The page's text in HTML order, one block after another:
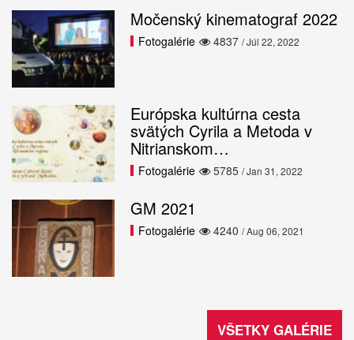
Močenský kinematograf 2022
4837
Fotogalérie / Júl 22, 2022
Európska kultúrna cesta
svätých Cyrila a Metoda v
Nitrianskom…
5785
Fotogalérie / Jan 31, 2022
GM 2021
4240
Fotogalérie / Aug 06, 2021
VŠETKY GALÉRIE